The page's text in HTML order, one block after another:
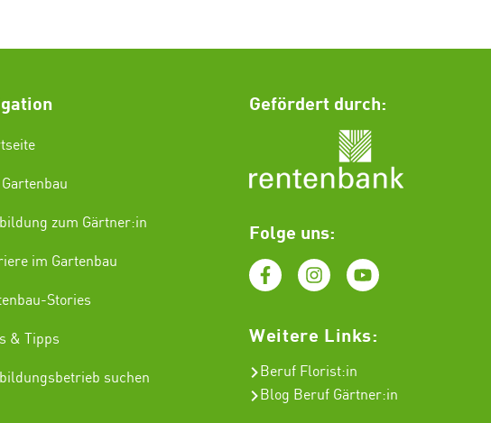
zum Gärtner:in
im Gartenbau
Stories
& Tipps
suchen
Gefördert durch:
Folge uns:
Weitere Links:
Beruf Florist:in
Blog Beruf Gärtner:in